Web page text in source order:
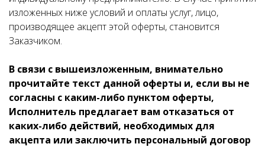
изложенных ниже условий и оплаты услуг, лицо,
производящее акцепт этой оферты, становится
Заказчиком.
В связи с вышеизложенным, внимательно
прочитайте текст данной оферты и, если вы не
согласны с каким-либо пунктом оферты,
Исполнитель предлагает вам отказаться от
каких-либо действий, необходимых для
акцепта или заключить персональный договор